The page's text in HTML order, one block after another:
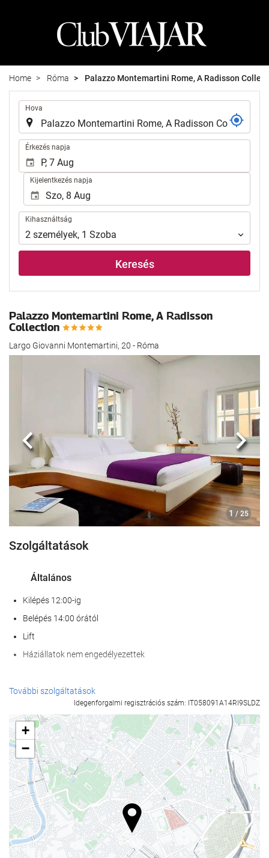
Home Róma Palazzo Montemartini Rome, A Radisson
Hova
Érkezés napja
Kijelentkezés napja
Kihasználtság
Kihasználtság
2 személyek, 1 Szoba
Keresés
Palazzo Montemartini Rome, A Radisson
Collection
Largo Giovanni Montemartini, 20 - Róma
1 / 25
Előző
Szolgáltatások
Általános
Kilépés 12:00-ig
Belépés 14:00 órától
Lift
Háziállatok nem engedélyezettek
Recepció szolgáltatások
24 órás recepció
poggyászmegőrzés
Étel és ital
À la carte étterem
Bár
Internet
Ingyenes Wi-Fi
További szolgáltatások
Idegenforgalmi regisztrációs szám: IT058091A14RI9SLDZ
+
−